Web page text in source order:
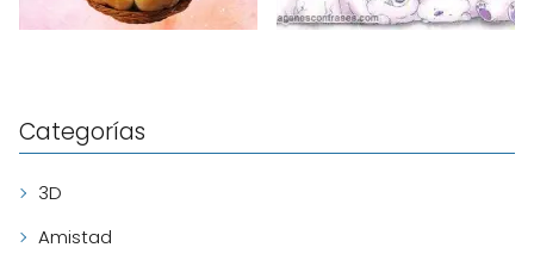
Categorías
3D
Amistad